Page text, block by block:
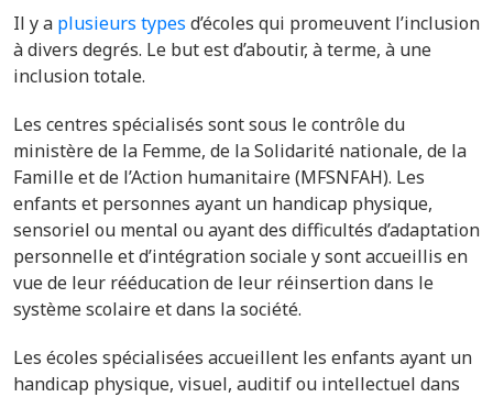
Il y a plusieurs types d’écoles qui promeuvent l’inclusion
à divers degrés. Le but est d’aboutir, à terme, à une
inclusion totale.
Les centres spécialisés sont sous le contrôle du
ministère de la Femme, de la Solidarité nationale, de la
Famille et de l’Action humanitaire (MFSNFAH). Les
enfants et personnes ayant un handicap physique,
sensoriel ou mental ou ayant des difficultés d’adaptation
personnelle et d’intégration sociale y sont accueillis en
vue de leur rééducation de leur réinsertion dans le
système scolaire et dans la société.
Les écoles spécialisées accueillent les enfants ayant un
handicap physique, visuel, auditif ou intellectuel dans